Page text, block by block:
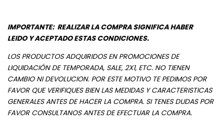
IMPORTANTE: REALIZAR LA COMPRA SIGNIFICA HABER
LEIDO Y ACEPTADO ESTAS CONDICIONES.
LOS PRODUCTOS ADQUIRIDOS EN PROMOCIONES DE
LIQUIDACIÓN DE TEMPORADA, SALE, 2X1, ETC. NO TIENEN
CAMBIO NI DEVOLUCION. POR ESTE MOTIVO TE PEDIMOS POR
FAVOR QUE VERIFIQUES BIEN LAS MEDIDAS Y CARACTERISTICAS
GENERALES ANTES DE HACER LA COMPRA. SI TENES DUDAS POR
FAVOR CONSULTANOS ANTES DE EFECTUAR LA COMPRA.